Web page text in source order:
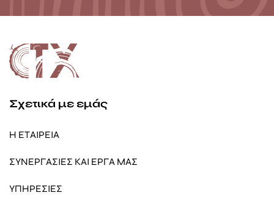
Σχετικά με εμάς
Η ΕΤΑΙΡΕΙΑ
ΣΥΝΕΡΓΑΣΙΕΣ ΚΑΙ ΕΡΓΑ ΜΑΣ
ΥΠΗΡΕΣΙΕΣ